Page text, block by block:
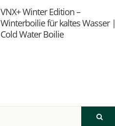
VNX+ Winter Edition –
Winterboilie für kaltes Wasser |
Cold Water Boilie